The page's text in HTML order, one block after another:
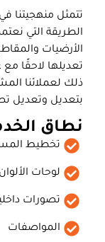
تتمثل منهجيتنا
الطريقة التي
الأرضيات
تعديلها لاحقًا مع
ذلك لعملائنا
بتعديل وتعديل
نطاق
تخطيط
لوحات الألوان
تصورات
المواصفات